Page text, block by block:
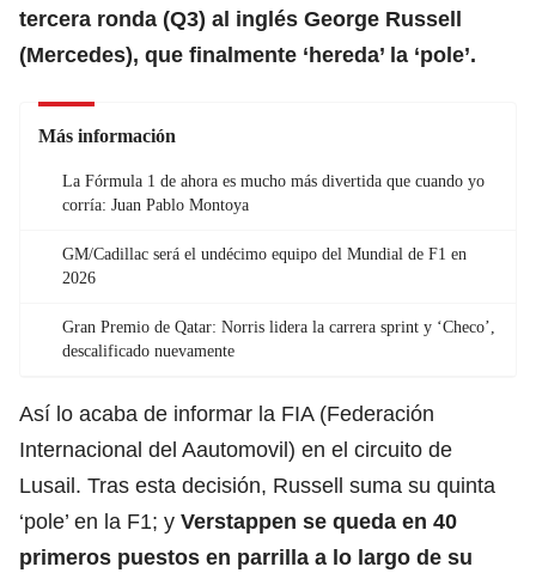
tercera ronda (Q3) al inglés George Russell
(Mercedes), que finalmente ‘hereda’ la ‘pole’.
Más información
La Fórmula 1 de ahora es mucho más divertida que cuando yo
corría: Juan Pablo Montoya
GM/Cadillac será el undécimo equipo del Mundial de F1 en
2026
Gran Premio de Qatar: Norris lidera la carrera sprint y ‘Checo’,
descalificado nuevamente
Así lo acaba de informar la FIA (Federación
Internacional del Aautomovil) en el circuito de
Lusail. Tras esta decisión, Russell suma su quinta
‘pole’ en la F1; y Verstappen se queda en 40
primeros puestos en parrilla a lo largo de su